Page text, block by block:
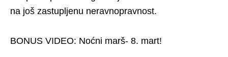
na još zastupljenu neravnopravnost.
BONUS VIDEO: Noćni marš- 8. mart!